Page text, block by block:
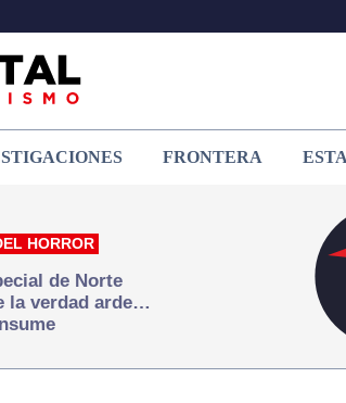
FRONTERA
HORROR
de Norte
la verdad arde…